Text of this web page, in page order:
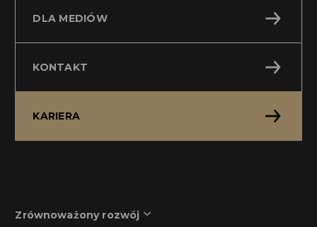
DLA MEDIÓW
KONTAKT
KARIERA
Zrównoważony rozwój